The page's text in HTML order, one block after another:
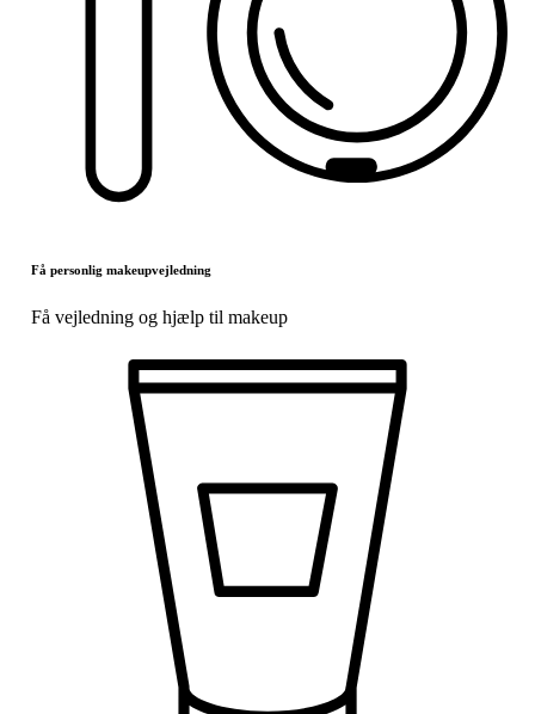
Få personlig makeupvejledning
Få vejledning og hjælp til makeup